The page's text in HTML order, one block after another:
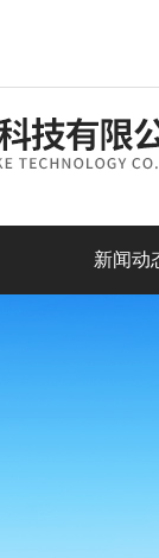
新闻动